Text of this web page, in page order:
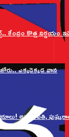
కొత్త నిర్ణయం
ఎక్కడెక్కడ వాన
అమరావతి,